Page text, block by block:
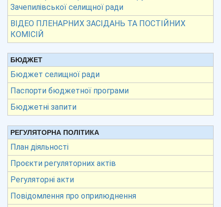
Зачепилівської селищної ради
ВІДЕО ПЛЕНАРНИХ ЗАСІДАНЬ ТА ПОСТІЙНИХ
КОМІСІЙ
БЮДЖЕТ
Бюджет селищної ради
Паспорти бюджетної програми
Бюджетні запити
РЕГУЛЯТОРНА ПОЛІТИКА
План діяльності
Проєкти регуляторних актів
Регуляторні акти
Повідомлення про оприлюднення